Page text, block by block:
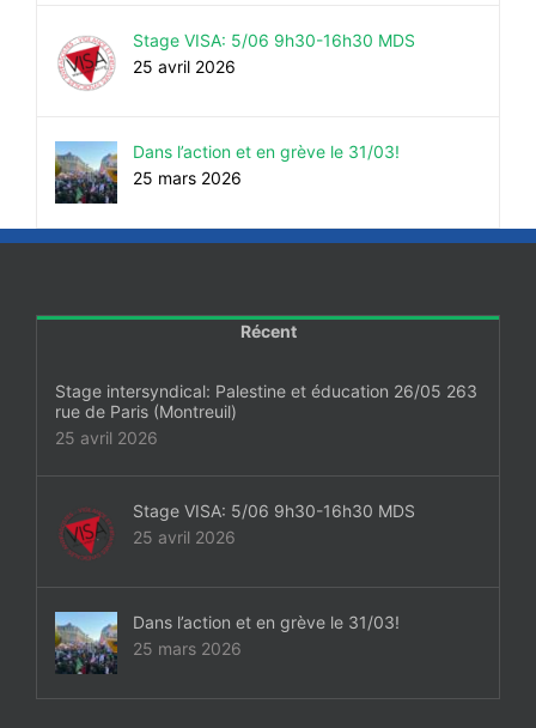
Stage VISA: 5/06 9h30-16h30 MDS
25 avril 2026
Dans l’action et en grève le 31/03!
25 mars 2026
Récent
Stage intersyndical: Palestine et éducation 26/05 263
rue de Paris (Montreuil)
25 avril 2026
Stage VISA: 5/06 9h30-16h30 MDS
25 avril 2026
Dans l’action et en grève le 31/03!
25 mars 2026